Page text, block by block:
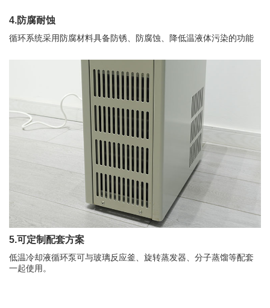
4.防腐耐蚀
循环系统采用防腐材料具备防锈、防腐蚀、降低温液体污染的功能
5.可定制配套方案
低温冷却液循环泵可与玻璃反应釜、旋转蒸发器、分子蒸馏等配套
一起使用。